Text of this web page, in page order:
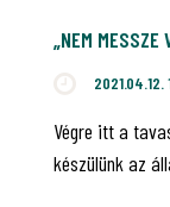
„NEM MESSZE
2021.04.12.
Végre itt a
készülünk az